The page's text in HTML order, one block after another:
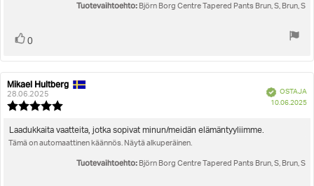
Tuotevaihtoehto: Björn Borg Centre Tapered Pants Brun, S, Brun, S
Äänestä
0
Arvostelun
kirjoittaja:
Mikael Hultberg
28.06.2025
5.0
5:sta
Vahvistettu
OSTAJA
10.06.2025
Arvostelun
teksti:
Laadukkaita vaatteita, jotka sopivat minun/meidän elämäntyyliimme.
Tämä on automaattinen käännös. Näytä alkuperäinen.
Tuotevaihtoehto: Björn Borg Centre Tapered Pants Brun, S, Brun, S